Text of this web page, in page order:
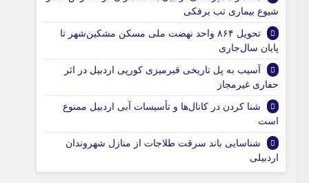
شیوع بیماری تب برفکی
تحویل ۸۶۴ واحد نهضت ملی مسکن مشکین‌شهر تا
پایان سال‌جاری
آسیب به پل تاریخی قیرمیزی کورپی اردبیل در اثر
حفاری غیرمجاز
شنا کردن در کانال‌ها و تأسیسات آبی اردبیل ممنوع
است
شناسایی باند سرقت طلاجات از منازل شهروندان
اردبیلی